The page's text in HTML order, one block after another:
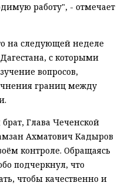
работу", - отмечает
на следующей неделе
с которыми
вопросов,
границ между
Глава Чеченской
Ахматович Кадыров
контроле. Обращаясь
подчеркнул, что
чтобы качественно и